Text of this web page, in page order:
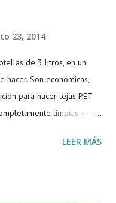
23, 2014
de 3 litros, en un
Son económicas,
para hacer tejas PET
limpias y en
la base y se obtiene
LEER MÁS